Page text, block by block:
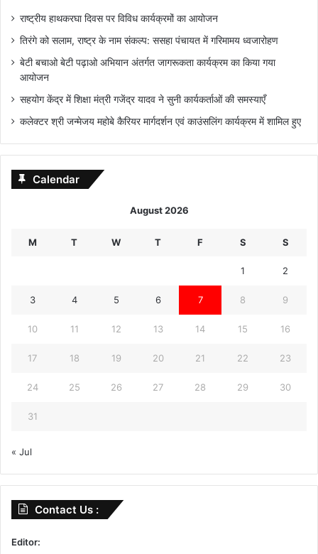
राष्ट्रीय हाथकरघा दिवस पर विविध कार्यक्रमों का आयोजन
तिरंगे को सलाम, राष्ट्र के नाम संकल्प: ससहा पंचायत में गरिमामय ध्वजारोहण
बेटी बचाओ बेटी पढ़ाओ अभियान अंतर्गत जागरूकता कार्यक्रम का किया गया
आयोजन
सहयोग केंद्र में शिक्षा मंत्री गजेंद्र यादव ने सुनी कार्यकर्ताओं की समस्याएँ
कलेक्टर श्री जन्मेजय महोबे कैरियर मार्गदर्शन एवं काउंसलिंग कार्यक्रम में शामिल हुए
Calendar
August 2026
M T W T F S S
1 2
3 4 5 6 7 8 9
10 11 12 13 14 15 16
17 18 19 20 21 22 23
24 25 26 27 28 29 30
31
« Jul
Contact Us :
Editor: